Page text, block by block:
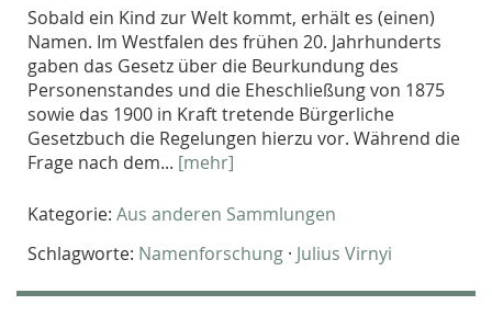
Sobald ein Kind zur Welt kommt, erhält es (einen)
Namen. Im Westfalen des frühen 20. Jahrhunderts
gaben das Gesetz über die Beurkundung des
Personenstandes und die Eheschließung von 1875
sowie das 1900 in Kraft tretende Bürgerliche
Gesetzbuch die Regelungen hierzu vor. Während die
Frage nach dem... [mehr]
Kategorie: Aus anderen Sammlungen
Schlagworte: Namenforschung · Julius Virnyi